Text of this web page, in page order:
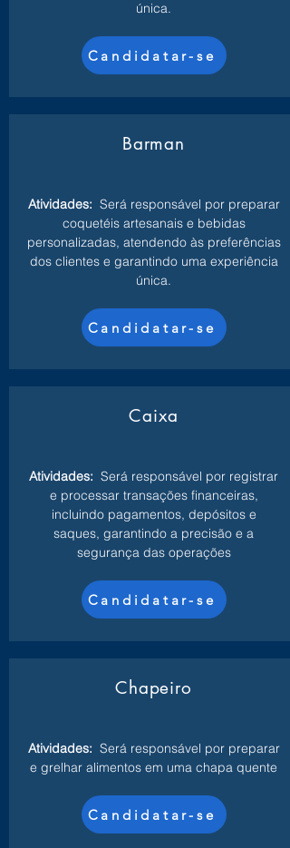
única.
Candidatar-se
Barman
Atividades: Será responsável por preparar
coquetéis artesanais e bebidas
personalizadas, atendendo às preferências
dos clientes e garantindo uma experiência
única.
Candidatar-se
Caixa
Atividades: Será responsável por registrar
e processar transações financeiras,
incluindo pagamentos, depósitos e
saques, garantindo a precisão e a
segurança das operações
Candidatar-se
Chapeiro
Atividades: Será responsável por preparar
e grelhar alimentos em uma chapa quente
Candidatar-se